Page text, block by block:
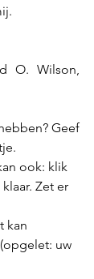
Geef
ook: klik
Zet er
kan
uw